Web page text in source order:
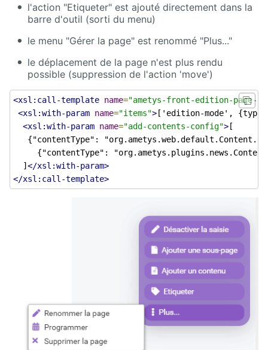
l'action "Etiqueter" est ajouté directement dans la
barre d'outil (sorti du menu)
le menu "Gérer la page" est renommé "Plus..."
le déplacement de la page n'est plus rendu
possible (suppression de l'action 'move')
<xsl:call-template name="ametys-front-edition-page-
<xsl:with-param name="items">['edition-mode',
<xsl:with-param name="add-contents-config">[
{"contentType":
{"contentType":
]</xsl:with-param>
</xsl:call-template>